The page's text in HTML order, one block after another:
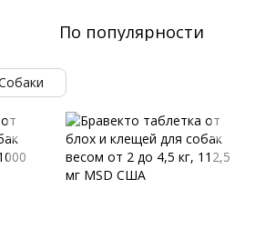
По популярности